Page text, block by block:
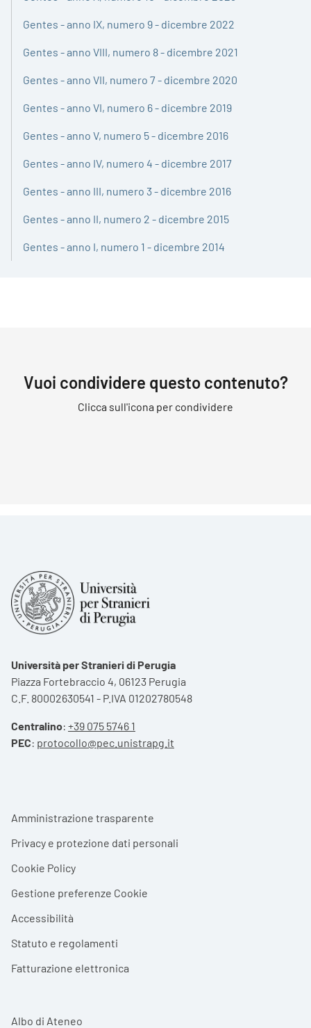
Gentes - anno IX, numero 9 - dicembre 2022
Gentes - anno VIII, numero 8 - dicembre 2021
Gentes - anno VII, numero 7 - dicembre 2020
Gentes - anno VI, numero 6 - dicembre 2019
Gentes - anno V, numero 5 - dicembre 2016
Gentes - anno IV, numero 4 - dicembre 2017
Gentes - anno III, numero 3 - dicembre 2016
Gentes - anno II, numero 2 - dicembre 2015
Gentes - anno I, numero 1 - dicembre 2014
Vuoi condividere questo contenuto?
Clicca sull'icona per condividere
Università per Stranieri di Perugia
Piazza Fortebraccio 4, 06123 Perugia
C.F. 80002630541 - P.IVA 01202780548
Centralino: +39 075 5746 1
PEC: protocollo@pec.unistrapg.it
Footer menu
Amministrazione trasparente
Privacy e protezione dati personali
Cookie Policy
Gestione preferenze Cookie
Accessibilità
Statuto e regolamenti
Fatturazione elettronica
Albo di Ateneo